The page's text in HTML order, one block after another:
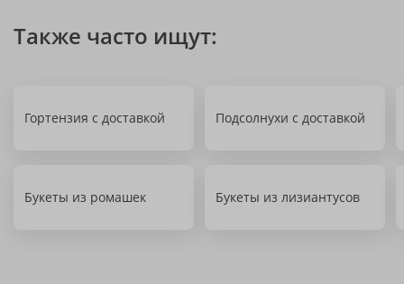
Также часто ищут:
Гортензия с доставкой Подсолнухи с доставкой
Букеты из ромашек Букеты из лизиантусов